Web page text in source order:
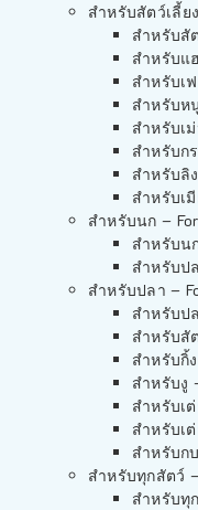
สำหรับสัตว์เลี้ย
สำหรับสั
สำหรับแ
สำหรับเ
สำหรับห
สำหรับเ
สำหรับก
สำหรับลิ
สำหรับเ
สำหรับนก –
สำหรับน
สำหรับป
สำหรับปลา –
สำหรับป
สำหรับสั
สำหรับกิ้
สำหรับงู
สำหรับเ
สำหรับเ
สำหรับก
สำหรับทุกสัตว์
สำหรับทุ